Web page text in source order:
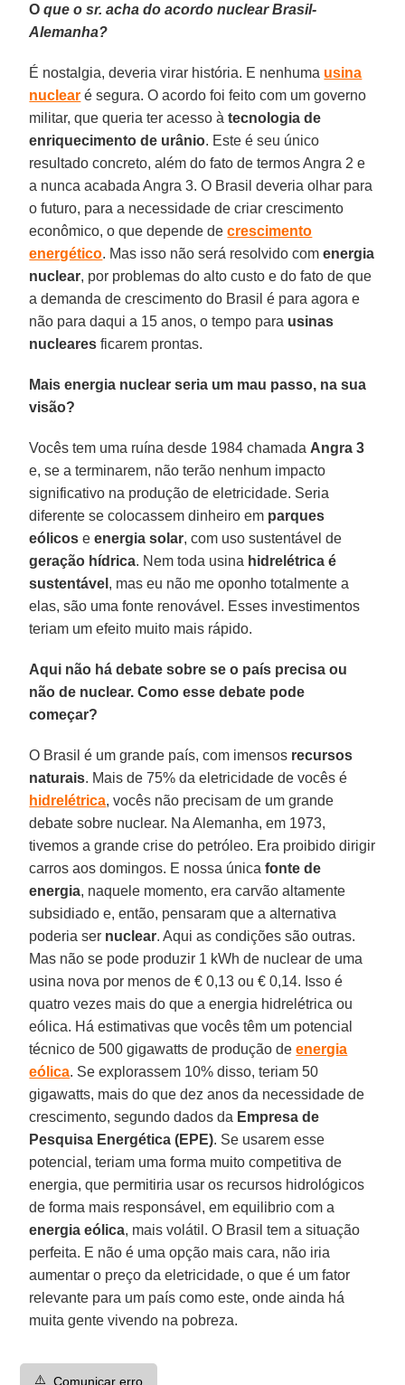
O que o sr. acha do acordo nuclear Brasil-
Alemanha?
É nostalgia, deveria virar história. E nenhuma usina
nuclear é segura. O acordo foi feito com um governo
militar, que queria ter acesso à tecnologia de
enriquecimento de urânio. Este é seu único
resultado concreto, além do fato de termos Angra 2 e
a nunca acabada Angra 3. O Brasil deveria olhar para
o futuro, para a necessidade de criar crescimento
econômico, o que depende decrescimento
energético. Mas isso não será resolvido comenergia
nuclear, por problemas do alto custo e do fato de que
a demanda de crescimento do Brasil é para agora e
não para daqui a 15 anos, o tempo para usinas
nucleares ficarem prontas.
Mais energia nuclear seria um mau passo, na sua
visão?
Vocês tem uma ruína desde 1984 chamada Angra 3
e, se a terminarem, não terão nenhum impacto
significativo na produção de eletricidade. Seria
diferente se colocassem dinheiro em parques
eólicos eenergia solar, com uso sustentável de
geração hídrica. Nem toda usina hidrelétrica é
sustentável , mas eu não me oponho totalmente a
elas, são uma fonte renovável. Esses investimentos
teriam um efeito muito mais rápido.
Aqui não há debate sobre se o país precisa ou
não de nuclear. Como esse debate pode
começar?
O Brasil é um grande país, com imensos recursos
naturais. Mais de 75% da eletricidade de vocês é
hidrelétrica, vocês não precisam de um grande
debate sobre nuclear. Na Alemanha, em 1973,
tivemos a grande crise do petróleo. Era proibido dirigir
carros aos domingos. E nossa únicafonte de
energia, naquele momento, era carvão altamente
subsidiado e, então, pensaram que a alternativa
poderia ser nuclear. Aqui as condições são outras.
Mas não se pode produzir 1 kWh de nuclear de uma
usina nova por menos de € 0,13 ou € 0,14. Isso é
quatro vezes mais do que a energia hidrelétrica ou
eólica. Há estimativas que vocês têm um potencial
técnico de 500 gigawatts de produção deenergia
eólica. Se explorassem 10% disso, teriam 50
gigawatts, mais do que dez anos da necessidade de
crescimento, segundo dados da Empresa de
Pesquisa Energética (EPE). Se usarem esse
potencial, teriam uma forma muito competitiva de
energia, que permitiria usar os recursos hidrológicos
de forma mais responsável, em equilibrio com a
energia eólica, mais volátil. O Brasil tem a situação
perfeita. E não é uma opção mais cara, não iria
aumentar o preço da eletricidade, o que é um fator
relevante para um país como este, onde ainda há
muita gente vivendo na pobreza.
⚠️ Comunicar erro